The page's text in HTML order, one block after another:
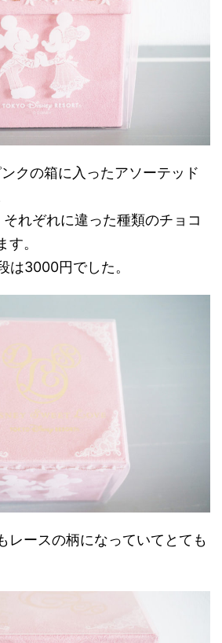
クの箱に入ったアソーテッド
れぞれに違った種類のチョコ
。
は3000円でした。
レースの柄になっていてとても